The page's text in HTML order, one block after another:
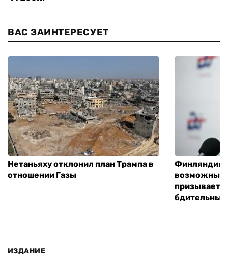
ВАС ЗАИНТЕРЕСУЕТ
Нетаньяху отклонил план Трампа в
отношении Газы
Финляндия
возможным
призывает
ИЗДАНИЕ